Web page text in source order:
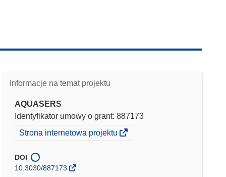
Informacje na temat projektu
AQUASERS
Identyfikator umowy o grant: 887173
(odnośnik
w
nowym
Strona internetowa projektu
DOI
10.3030/887173